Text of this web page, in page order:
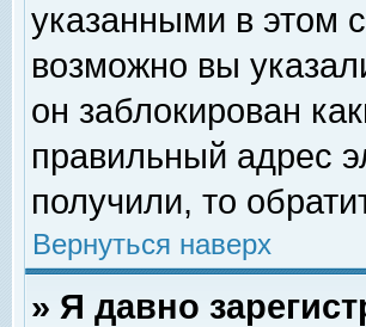
указанными в этом
возможно вы
он заблокирован
правильный адрес
получили, то
Вернуться наверх
» Я давно